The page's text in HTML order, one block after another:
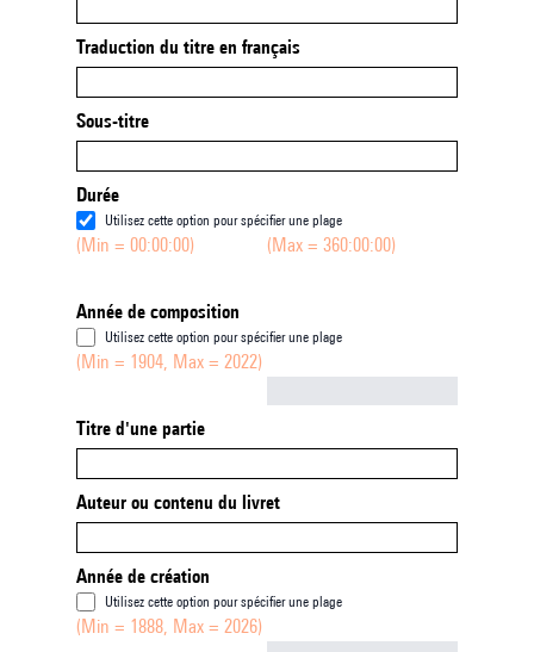
Traduction du titre en français
Sous-titre
Durée
Utilisez cette option pour spécifier une plage
(Min = 00:00:00) (Max = 360:00:00)
Année de composition
Utilisez cette option pour spécifier une plage
(Min = 1904, Max = 2022)
Titre d'une partie
Auteur ou contenu du livret
Année de création
Utilisez cette option pour spécifier une plage
(Min = 1888, Max = 2026)